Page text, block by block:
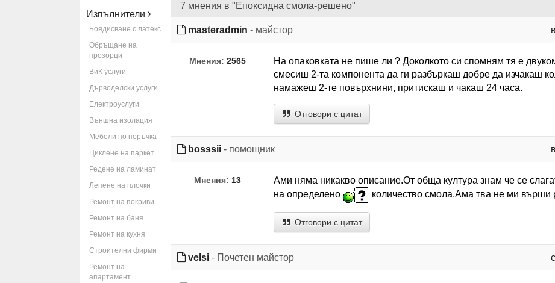
Изпълнители
Боядисване с латекс
Обръщане на
прозорци
ВиК услуги
Дърводелски услуги
Електроуслуги
Външна изолация
Мебели по поръчка
Циклене на паркет
Редене на ламинат
Лепене на плочки
Ремонт на покриви
Ремонт на баня
Ремонт на кухня
Строителни фирми
Ремонт на
апартамент
7 мнения в "Епоксидна смола-решено"
masteradmin - майстор
Мнения: 2565
На опаковката не пише ли ? Доколкото си спомням тя е
смесиш 2-та компонента да ги разбъркаш добре да изчакаш
намажеш 2-те повърхнини, притискаш и чакаш 24 часа.
Отговори с цитат
bosssii - помощник
Мнения: 13
Ами няма никакво описание.От обща култура знам че се
на определено
количество смола.Ама тва не ми върши
Отговори с цитат
velsi - Почетен майстор